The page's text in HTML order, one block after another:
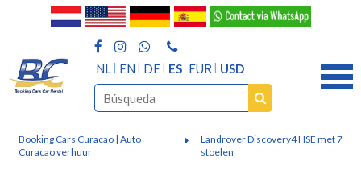
NL EN DE ES EUR USD
Booking Cars Curacao | Auto
Curacao verhuur
Landrover Discovery4 HSE met 7
stoelen